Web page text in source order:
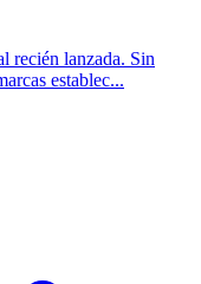
recién lanzada. Sin
establec...